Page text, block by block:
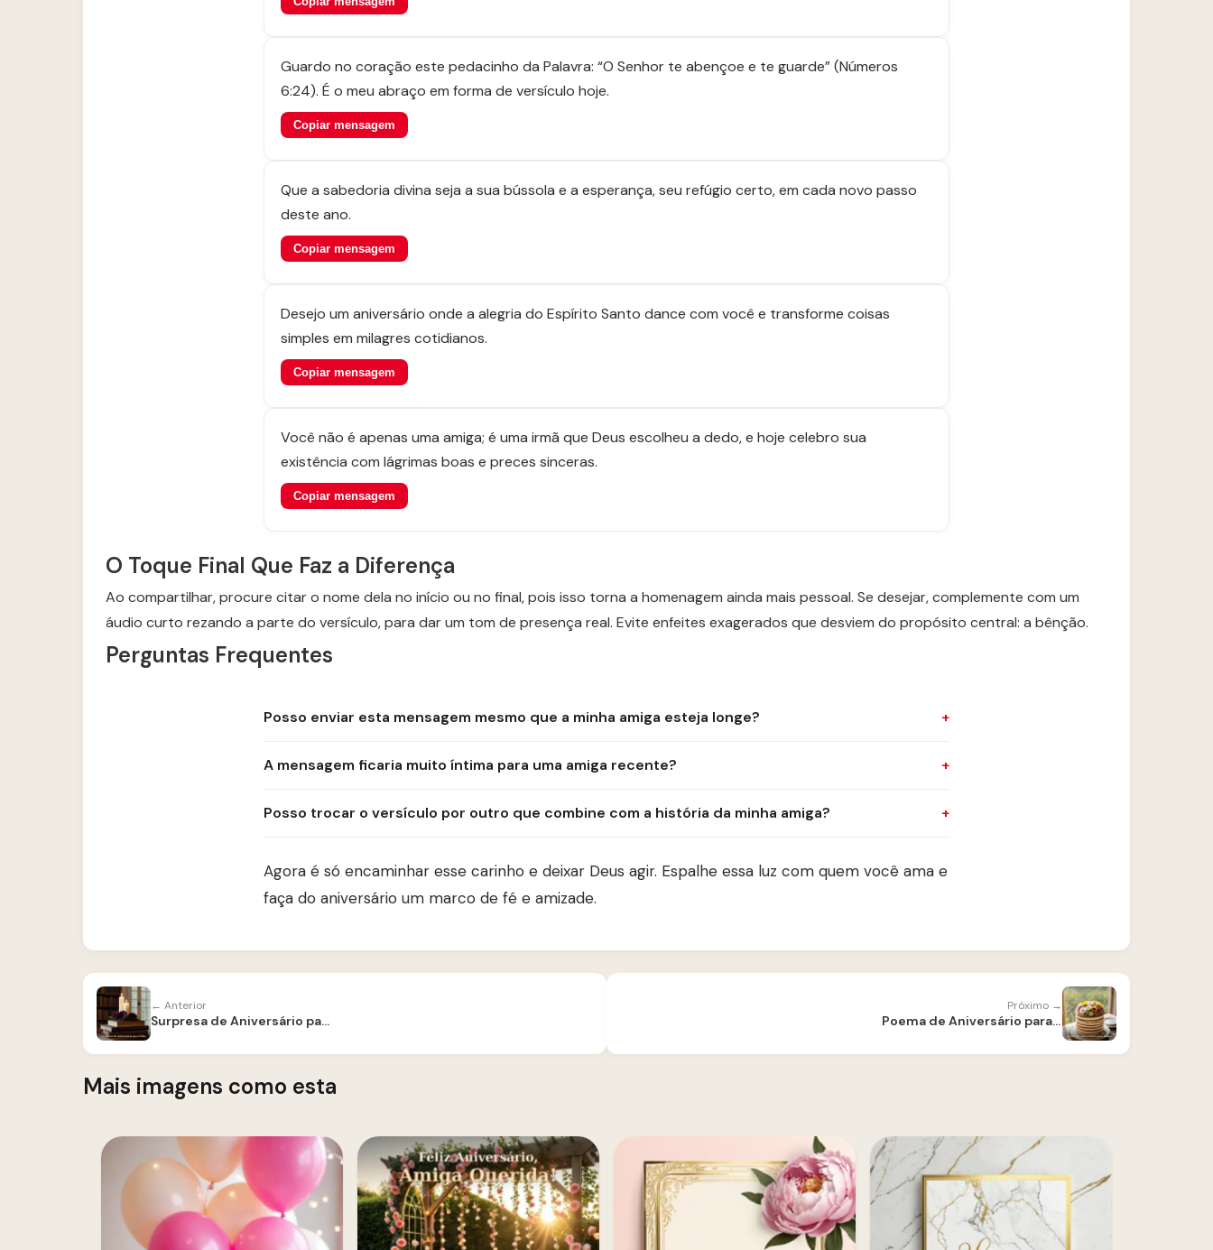
Guardo no coração este pedacinho da Palavra: “O Senhor te abençoe e te guarde” (Números
6:24). É o meu abraço em forma de versículo hoje.
Copiar mensagem
Que a sabedoria divina seja a sua bússola e a esperança, seu refúgio certo, em cada novo passo
deste ano.
Copiar mensagem
Desejo um aniversário onde a alegria do Espírito Santo dance com você e transforme coisas
simples em milagres cotidianos.
Copiar mensagem
Você não é apenas uma amiga; é uma irmã que Deus escolheu a dedo, e hoje celebro sua
existência com lágrimas boas e preces sinceras.
Copiar mensagem
O Toque Final Que Faz a Diferença
Ao compartilhar, procure citar o nome dela no início ou no final, pois isso torna a homenagem ainda mais pessoal. Se desejar, complemente com um
áudio curto rezando a parte do versículo, para dar um tom de presença real. Evite enfeites exagerados que desviem do propósito central: a bênção.
Perguntas Frequentes
Posso enviar esta mensagem mesmo que a minha amiga esteja longe?
A mensagem ficaria muito íntima para uma amiga recente?
Posso trocar o versículo por outro que combine com a história da minha amiga?
Agora é só encaminhar esse carinho e deixar Deus agir. Espalhe essa luz com quem você ama e
faça do aniversário um marco de fé e amizade.
← Anterior
Surpresa de Aniversário para Filho
Próximo →
Poema de Aniversário para Amiga
Mais imagens como esta